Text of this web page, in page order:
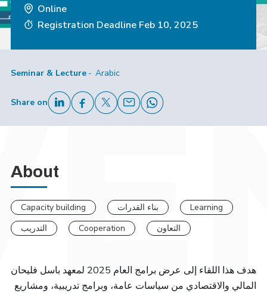
Online
Registration Deadline Feb 10, 2025
Seminar & Lecture Arabic
Share on
About
Capacity building بناء القدرات
Learning
التدريب
Cooperation التعاون
هدف هذا اللقاء إلى عرض برامج العام 2025 لمعهد باسل فليحان
المالي والاقتصادي من سياسات عامة، وبرامج تدريبية، ومشاريع